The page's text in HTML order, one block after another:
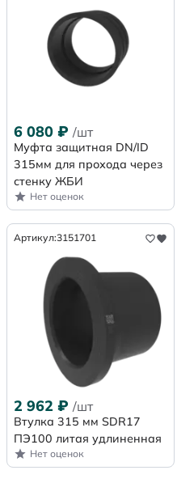
6 080 ₽ /шт
Муфта защитная DN/ID
315мм для прохода через
стенку ЖБИ
Нет оценок
Артикул:3151701
2 962 ₽ /шт
Втулка 315 мм SDR17
ПЭ100 литая удлиненная
Нет оценок